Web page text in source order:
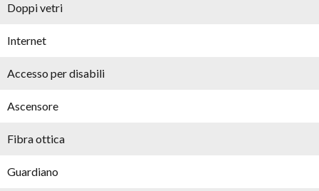
Doppi vetri
Internet
Accesso per disabili
Ascensore
Fibra ottica
Guardiano